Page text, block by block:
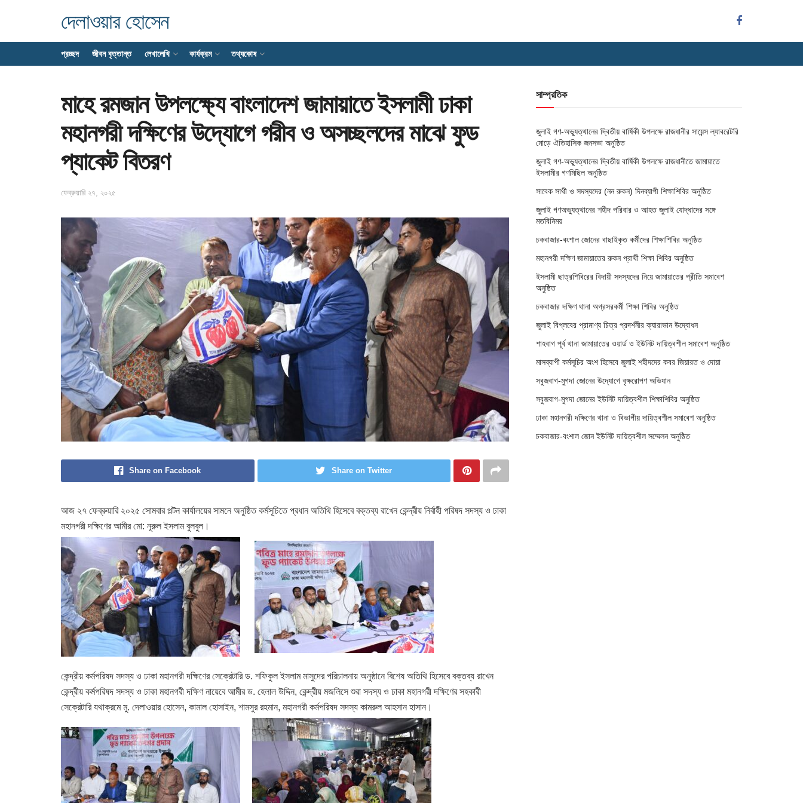
দেলাওয়ার হোসেন
প্রচ্ছদ জীবন বৃত্তান্ত লেখালেখি কার্যক্রম তথ্যকোষ
মাহে রমজান উপলক্ষ্যে বাংলাদেশ জামায়াতে ইসলামী ঢাকা
মহানগরী দক্ষিণের উদ্যোগে গরীব ও অসচ্ছলদের মাঝে ফুড
প্যাকেট বিতরণ
ফেব্রুয়ারি ২৭, ২০২৫
Share on Facebook Share on Twitter
আজ ২৭ ফেব্রুয়ারি ২০২৫ সোমবার পল্টন কার্যালয়ের সামনে অনুষ্ঠিত কর্মসূচিতে প্রধান অতিথি হিসেবে বক্তব্য রাখেন কেন্দ্রীয় নির্বাহী পরিষদ সদস্য ও ঢাকা
মহানগরী দক্ষিণের আমীর মো: নূরুল ইসলাম বুলবুল।
কেন্দ্রীয় কর্মপরিষদ সদস্য ও ঢাকা মহানগরী দক্ষিণের সেক্রেটারি ড. শফিকুল ইসলাম মাসুদের পরিচালনায় অনুষ্ঠানে বিশেষ অতিথি হিসেবে বক্তব্য রাখেন
কেন্দ্রীয় কর্মপরিষদ সদস্য ও ঢাকা মহানগরী দক্ষিণ নায়েবে আমীর ড. হেলাল উদ্দিন, কেন্দ্রীয় মজলিসে শুরা সদস্য ও ঢাকা মহানগরী দক্ষিণের সহকারী
সেক্রেটারি যথাক্রমে মু. দেলাওয়ার হোসেন, কামাল হোসাইন, শামসুর রহমান, মহানগরী কর্মপরিষদ সদস্য কামরুল আহসান হাসান।
সাম্প্রতিক
জুলাই গণ-অভ্যুত্থানের দ্বিতীয় বার্ষিকী উপলক্ষে রাজধানীর সায়েন্স ল্যাবরেটরি
মোড়ে ঐতিহাসিক জনসভা অনুষ্ঠিত
জুলাই গণ-অভ্যুত্থানের দ্বিতীয় বার্ষিকী উপলক্ষে রাজধানীতে জামায়াতে
ইসলামীর গণমিছিল অনুষ্ঠিত
সাবেক সাথী ও সদস্যদের (নন রুকন) দিনব্যাপী শিক্ষাশিবির অনুষ্ঠিত
জুলাই গণঅভ্যুত্থানের শহীদ পরিবার ও আহত জুলাই যোদ্ধাদের সঙ্গে
মতবিনিময়
চকবাজার-বংশাল জোনের বাছাইকৃত কর্মীদের শিক্ষাশিবির অনুষ্ঠিত
মহানগরী দক্ষিণ জামায়াতের রুকন প্রার্থী শিক্ষা শিবির অনুষ্ঠিত
ইসলামী ছাত্রশিবিরের বিদায়ী সদস্যদের নিয়ে জামায়াতের প্রীতি সমাবেশ
অনুষ্ঠিত
চকবাজার দক্ষিণ থানা অগ্রসরকর্মী শিক্ষা শিবির অনুষ্ঠিত
জুলাই বিপ্লবের প্রামাণ্য চিত্র প্রদর্শনীর ক্যারাভান উদ্বোধন
শাহবাগ পূর্ব থানা জামায়াতের ওয়ার্ড ও ইউনিট দায়িত্বশীল সমাবেশ অনুষ্ঠিত
মাসব্যাপী কর্মসূচির অংশ হিসেবে জুলাই শহীদদের কবর জিয়ারত ও দোয়া
সবুজবাগ-মুগদা জোনের উদ্যোগে বৃক্ষরোপণ অভিযান
সবুজবাগ-মুগদা জোনের ইউনিট দায়িত্বশীল শিক্ষাশিবির অনুষ্ঠিত
ঢাকা মহানগরী দক্ষিণের থানা ও বিভাগীয় দায়িত্বশীল সমাবেশ অনুষ্ঠিত
চকবাজার-বংশাল জোন ইউনিট দায়িত্বশীল সম্মেলন অনুষ্ঠিত